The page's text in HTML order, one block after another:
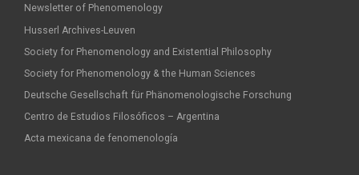
Newsletter of Phenomenology
Husserl Archives-Leuven
Society for Phenomenology and Existential Philosophy
Society for Phenomenology & the Human Sciences
Deutsche Gesellschaft für Phänomenologische Forschung
Centro de Estudios Filosóficos – Argentina
Acta mexicana de fenomenología